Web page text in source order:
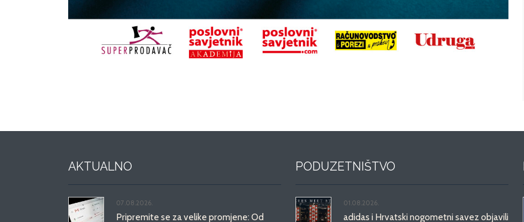
AKTUALNO
07.08.2026.
Pripremite se za velike promjene: Od
PODUZETNIŠTVO
01.08.2026.
adidas i Hrvatski nogometni savez objavili